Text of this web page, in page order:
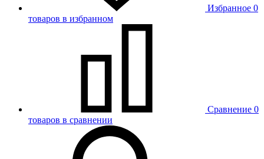
Избранное 0
товаров в избранном
Сравнение 0
товаров в сравнении